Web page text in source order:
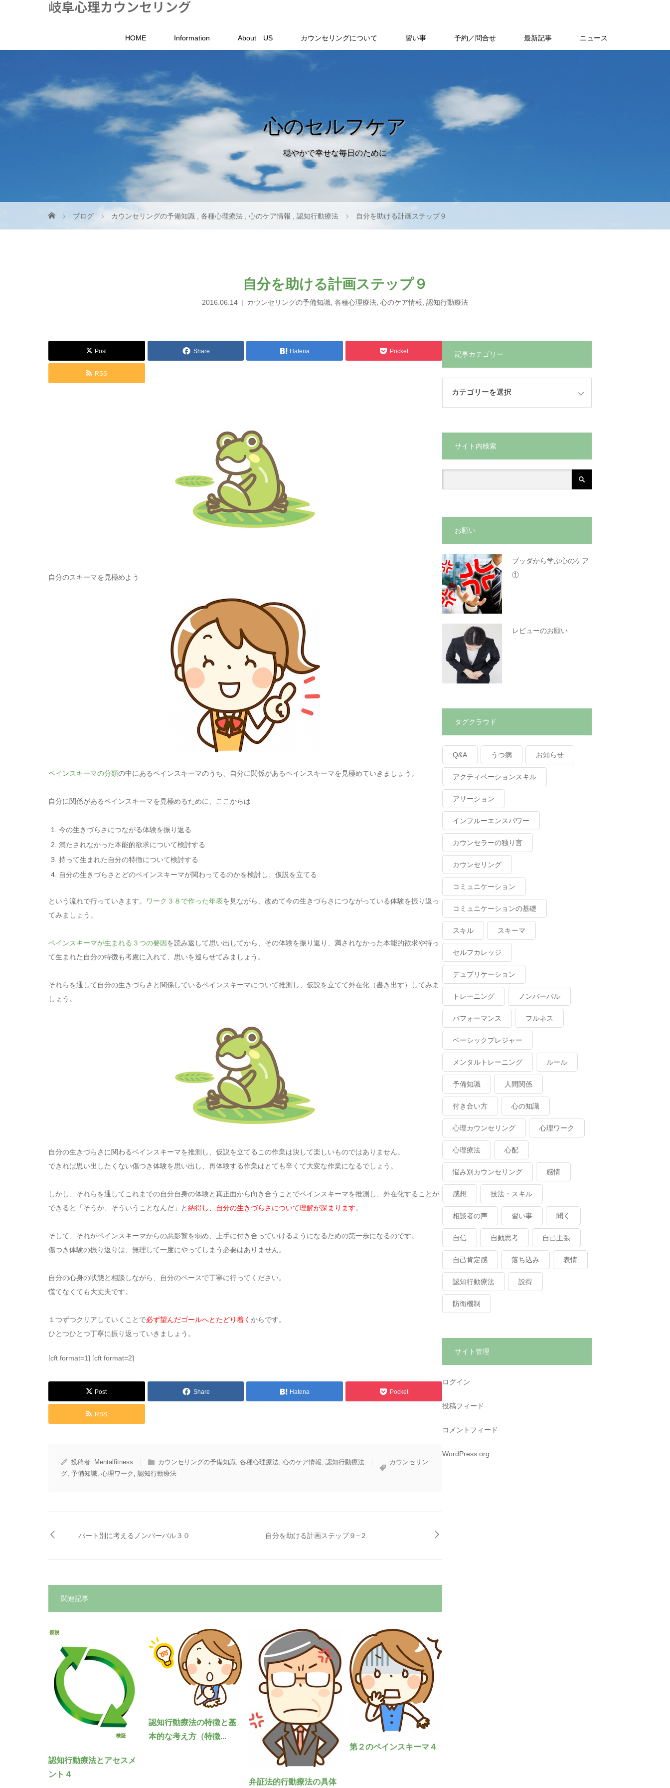
岐阜心理カウンセリング
HOME Information About US カウンセリングについて 習い事 予約／問合せ 最新記事 ニュース
心のセルフケア
穏やかで幸せな毎日のために
ブログ カウンセリングの予備知識 各種心理療法 心のケア情報 認知行動療法 自分を助ける計画ステップ９
自分を助ける計画ステップ９
2016.06.14 カウンセリングの予備知識 各種心理療法 心のケア情報 認知行動療法
Post Share Hatena Pocket
RSS
自分のスキーマを見極めよう
ペインスキーマの分類の中にあるペインスキーマのうち、自分に関係があるペインスキーマを見極めていきましょう。
自分に関係があるペインスキーマを見極めるために、ここからは
今の生きづらさにつながる体験を振り返る
満たされなかった本能的欲求について検討する
持って生まれた自分の特徴について検討する
自分の生きづらさとどのペインスキーマが関わってるのかを検討し、仮説を立てる
という流れで行っていきます。 ワーク３８で作った年表を見ながら、改めて今の生きづらさにつながっている体験を振り返っ
てみましょう。
ペインスキーマが生まれる３つの要因を読み返して思い出してから、その体験を振り返り、満されなかった本能的欲求や持っ
て生まれた自分の特徴も考慮に入れて、思いを巡らせてみましょう。
それらを通して自分の生きづらさと関係しているペインスキーマについて推測し、仮説を立てて外在化（書き出す）してみま
しょう。
自分の生きづらさに関わるペインスキーマを推測し、仮説を立てるこの作業は決して楽しいものではありません。
できれば思い出したくない傷つき体験を思い出し、再体験する作業はとても辛くて大変な作業になるでしょう。
しかし、それらを通してこれまでの自分自身の体験と真正面から向き合うことでペインスキーマを推測し、外在化することが
できると「そうか、そういうことなんだ」と納得し、自分の生きづらさについて理解が深まります。
そして、それがペインスキーマからの悪影響を弱め、上手に付き合っていけるようになるための第一歩になるのです。
傷つき体験の振り返りは、無理して一度にやってしまう必要はありません。
自分の心身の状態と相談しながら、自分のペースで丁寧に行ってください。
慌てなくても大丈夫です。
１つずつクリアしていくことで必ず望んだゴールへとたどり着く からです。
ひとつひとつ丁寧に振り返っていきましょう。
[cft format=1] [cft format=2]
Post Share Hatena Pocket
RSS
投稿者: Mentalfitness カウンセリングの予備知識 各種心理療法 心のケア情報 認知行動療法
カウンセリン
グ 予備知識 心理ワーク 認知行動療法
パート別に考えるノンバーバル３０ 自分を助ける計画ステップ９−２
関連記事
認知行動療法とアセスメ
ント４
認知行動療法の特徴と基
本的な考え方（特徴...
弁証法的行動療法の具体
第２のペインスキーマ４
記事カテゴリー
サイト内検索
お願い
ブッダから学ぶ心のケア
①
レビューのお願い
タグクラウド
Q&A うつ病 お知らせ
アクティベーションスキル
アサーション
インフルーエンスパワー
カウンセラーの独り言
カウンセリング
コミュニケーション
コミュニケーションの基礎
スキル スキーマ
セルフカレッジ
デュプリケーション
トレーニング ノンバーバル
パフォーマンス フルネス
ベーシックプレジャー
メンタルトレーニング ルール
予備知識 人間関係
付き合い方 心の知識
心理カウンセリング 心理ワーク
心理療法 心配
悩み別カウンセリング 感情
感想 技法・スキル
相談者の声 習い事 聞く
自信 自動思考 自己主張
自己肯定感 落ち込み 表情
認知行動療法 説得
防衛機制
サイト管理
ログイン
投稿フィード
コメントフィード
WordPress.org